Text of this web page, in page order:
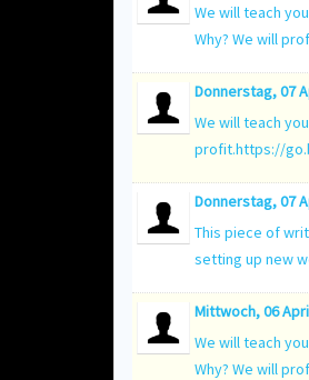
We will teach
Why? We will
Donnerstag, 07
We will teach
profit.https://
Donnerstag, 07
This piece of
setting up new
Mittwoch, 06
We will teach
Why? We will